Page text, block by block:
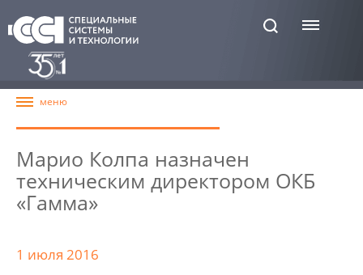
Марио Колпа назначен
техническим директором ОКБ
«Гамма»
1 июля 2016